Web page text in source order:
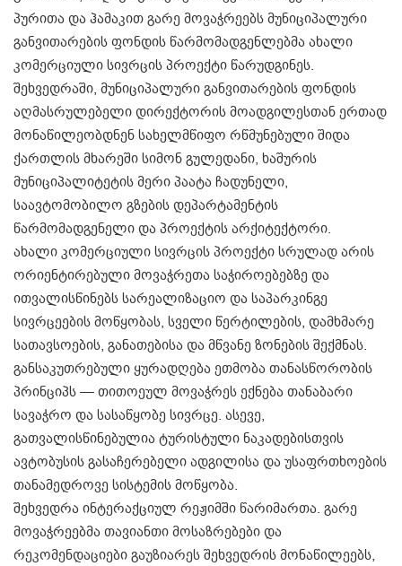
პურითა და ჰამაკით გარე მოვაჭრეებს მუნიციპალური
განვითარების ფონდის წარმომადგენლებმა ახალი
კომერციული სივრცის პროექტი წარუდგინეს.
შეხვედრაში, მუნიციპალური განვითარების ფონდის
აღმასრულებელი დირექტორის მოადგილესთან ერთად
მონაწილეობდნენ სახელმწიფო რწმუნებული შიდა
ქართლის მხარეში სიმონ გულედანი, ხაშურის
მუნიციპალიტეტის მერი პაატა ჩადუნელი,
საავტომობილო გზების დეპარტამენტის
წარმომადგენელი და პროექტის არქიტექტორი.
ახალი კომერციული სივრცის პროექტი სრულად არის
ორიენტირებული მოვაჭრეთა საჭიროებებზე და
ითვალისწინებს სარეალიზაციო და საპარკინგე
სივრცეების მოწყობას, სველი წერტილების, დამხმარე
სათავსოების, განათებისა და მწვანე ზონების შექმნას.
განსაკუთრებული ყურადღება ეთმობა თანასწორობის
პრინციპს — თითოეულ მოვაჭრეს ექნება თანაბარი
სავაჭრო და სასაწყობე სივრცე. ასევე,
გათვალისწინებულია ტურისტული ნაკადებისთვის
ავტობუსის გასაჩერებელი ადგილისა და უსაფრთხოების
თანამედროვე სისტემის მოწყობა.
შეხვედრა ინტერაქციულ რეჟიმში წარიმართა. გარე
მოვაჭრეებმა თავიანთი მოსაზრებები და
რეკომენდაციები გაუზიარეს შეხვედრის მონაწილეებს,